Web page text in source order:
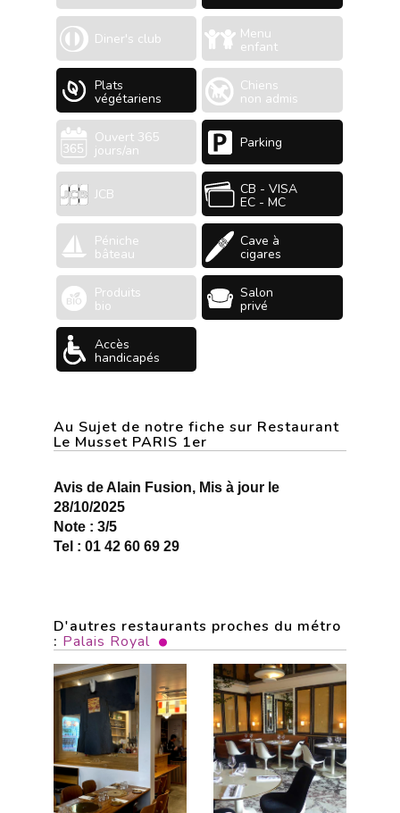
Diner's club Menu
enfant
Plats
végétariens
Chiens
non admis
Ouvert 365
jours/an Parking
JCB CB - VISA
EC - MC
Péniche
bâteau
Cave à
cigares
Produits
bio
Salon
privé
Accès
handicapés
Au Sujet de notre fiche sur Restaurant
Le Musset PARIS 1er
Avis de Alain Fusion, Mis à jour le
28/10/2025
Note : 3/5
Tel : 01 42 60 69 29
D'autres restaurants proches du métro
: Palais Royal